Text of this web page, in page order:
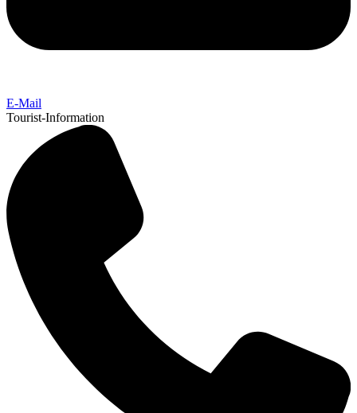
E-Mail
Tourist-Information